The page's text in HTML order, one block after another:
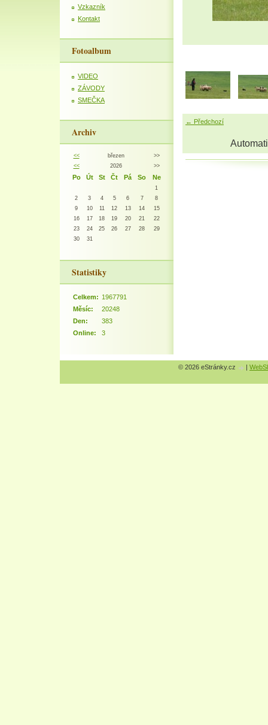
Vzkazník
Kontakt
Fotoalbum
VIDEO
ZÁVODY
SMEČKA
Archiv
<< březen
>>
<<
2026 >>
Po Út St Čt Pá So Ne
1
2
3 4 5 6 7
8
9
10 11 12 13 14
15
16
17 18 19 20 21
22
23
24 25 26 27 28
29
30
31
Statistiky
Online: 3
Celkem: 1967791
Měsíc:
20248
Den:
383
← Předchozí
© 2026 eStránky.cz |